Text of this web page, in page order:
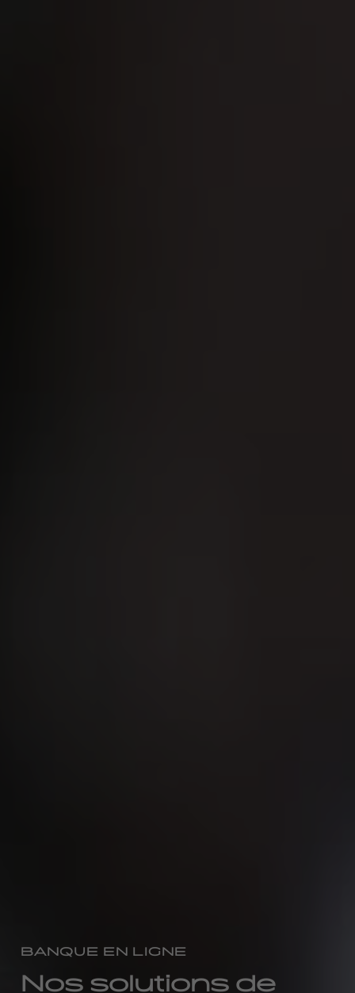
BANQUE EN LIGNE
Nos solutions de